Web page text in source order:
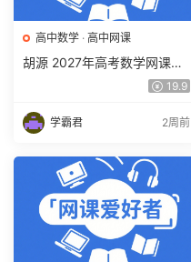
高中数学 · 高中网课
胡源 2027年高考数学网课教
程 高三数学 一轮复习暑假班
19.9
学霸君 2周前